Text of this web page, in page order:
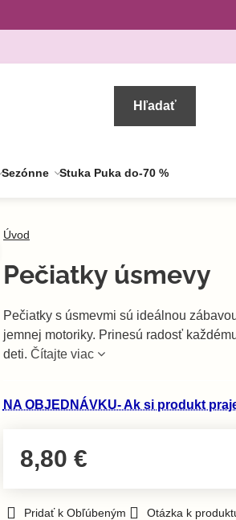
Hľadať
Sezónne Stuka Puka do-70 %
Úvod
Pečiatky úsmevy
Pečiatky s úsmevmi sú ideálnou
jemnej motoriky. Prinesú radosť
deti. Čítajte viac
NA OBJEDNÁVKU- Ak si produkt
8,80 €
Pridať k Obľúbeným Otázka k